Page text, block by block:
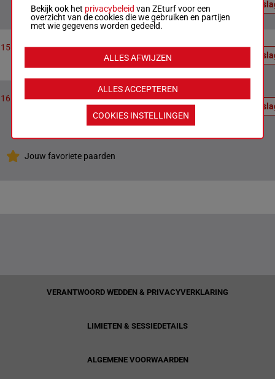
Officiële uitslag : 5 - 4 - 6 - 1
15 Race 15 81600m23:15
16 Race 16 81600m23:352 - 5 - 3
Jouw favoriete paarden
VERANTWOORD WEDDEN & PRIVACYVERKLARING
LIMIETEN & SESSIEDETAILS
ALGEMENE VOORWAARDEN
Bekijk ook het privacybeleid van ZEturf voor een
overzicht van de cookies die we gebruiken en partijen
met wie gegevens worden gedeeld.
ALLES ACCEPTEREN
ALLES AFWIJZEN
COOKIES INSTELLINGEN